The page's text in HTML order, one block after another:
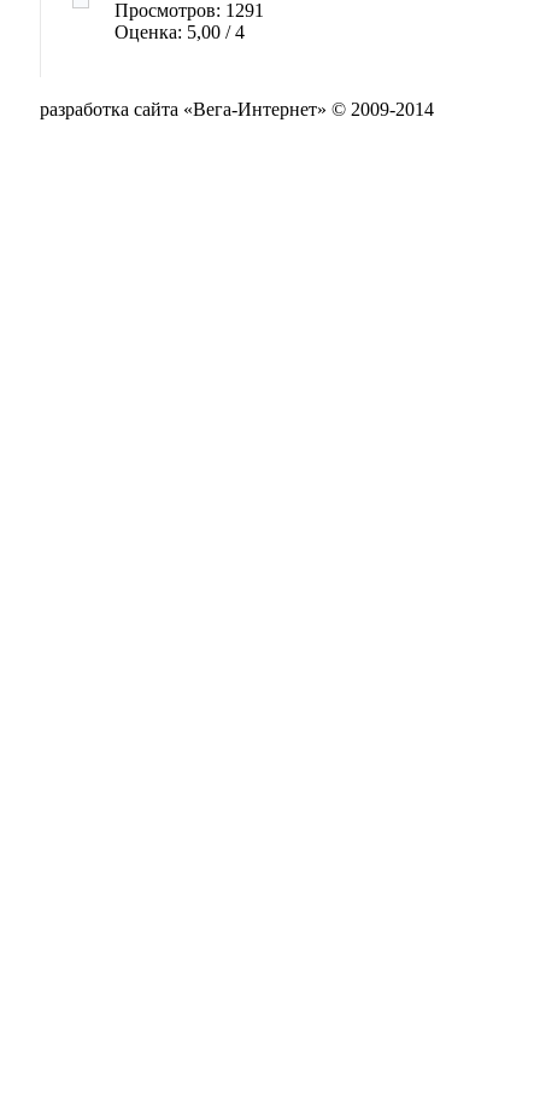
Просмотров: 1291
Оценка: 5,00 / 4
разработка сайта «Вега-Интернет» © 2009-2014